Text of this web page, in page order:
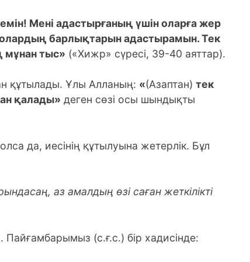
Мені адастырғаның үшін оларға жер
барлықтарын адастырамын. Тек
мұнан тыс» («Хижр» сүресі, 39-40 аяттар).
Ұлы Алланың: «(Азаптан) тек
қалады» деген сөзі осы шындықты
да, иесінің құтылуына жетерлік. Бұл
аз амалдың өзі саған жеткілікті
(с.ғ.с.) бір хадисінде: